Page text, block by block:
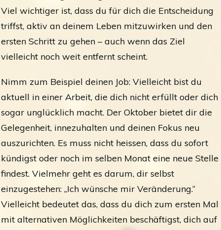
Viel wichtiger ist, dass du für dich die Entscheidung
triffst, aktiv an deinem Leben mitzuwirken und den
ersten Schritt zu gehen – auch wenn das Ziel
vielleicht noch weit entfernt scheint.
Nimm zum Beispiel deinen Job: Vielleicht bist du
aktuell in einer Arbeit, die dich nicht erfüllt oder dich
sogar unglücklich macht. Der Oktober bietet dir die
Gelegenheit, innezuhalten und deinen Fokus neu
auszurichten. Es muss nicht heissen, dass du sofort
kündigst oder noch im selben Monat eine neue Stelle
findest. Vielmehr geht es darum, dir selbst
einzugestehen: „Ich wünsche mir Veränderung.“
Vielleicht bedeutet das, dass du dich zum ersten Mal
mit alternativen Möglichkeiten beschäftigst, dich auf